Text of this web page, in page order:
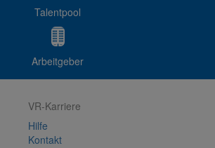
Talentpool
Arbeitgeber
VR-Karriere
Hilfe
Kontakt